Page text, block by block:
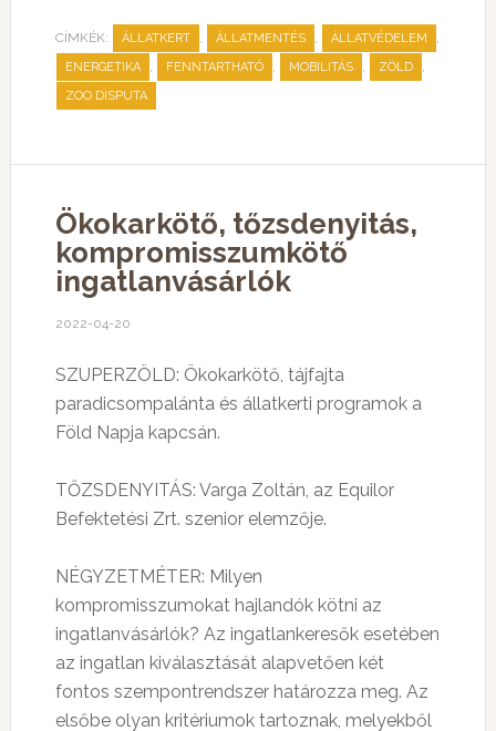
CÍMKÉK: ÁLLATKERT , ÁLLATMENTÉS , ÁLLATVÉDELEM ,
ENERGETIKA , FENNTARTHATÓ , MOBILITÁS , ZÖLD ,
ZOO DISPUTA
Ökokarkötő, tőzsdenyitás,
kompromisszumkötő
ingatlanvásárlók
2022-04-20
SZUPERZÖLD: Ökokarkötő, tájfajta
paradicsompalánta és állatkerti programok a
Föld Napja kapcsán.
TŐZSDENYITÁS: Varga Zoltán, az Equilor
Befektetési Zrt. szenior elemzője.
NÉGYZETMÉTER: Milyen
kompromisszumokat hajlandók kötni az
ingatlanvásárlók? Az ingatlankeresők esetében
az ingatlan kiválasztását alapvetően két
fontos szempontrendszer határozza meg. Az
elsőbe olyan kritériumok tartoznak, melyekből